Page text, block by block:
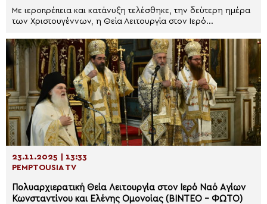
Με ιεροπρέπεια και κατάνυξη τελέσθηκε, την δεύτερη ημέρα
των Χριστουγέννων, η Θεία Λειτουργία στον Ιερό...
23.11.2025 | 13:33
PEMPTOUSIA TV
Πολυαρχιερατική Θεία Λειτουργία στον Ιερό Ναό Aγίων
Κωνσταντίνου και Ελένης Ομονοίας (ΒΙΝΤΕΟ – ΦΩΤΟ)